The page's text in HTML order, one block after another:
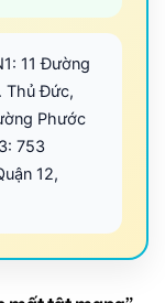
11 Đường
Thủ Đức,
Phước
753
12,